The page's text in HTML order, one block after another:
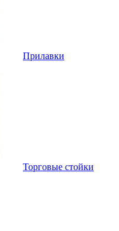
Прилавки
Торговые стойки